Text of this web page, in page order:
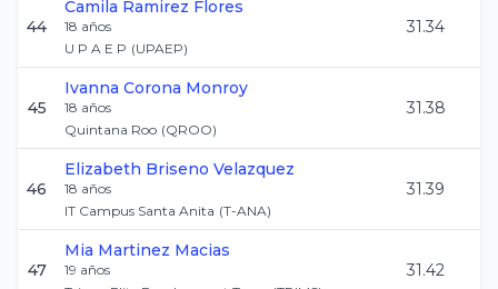
44
Camila Ramirez Flores
18 años
U P A E P (UPAEP)
31.34
45
Ivanna Corona Monroy
18 años
Quintana Roo (QROO)
31.38
46
Elizabeth Briseno Velazquez
18 años
IT Campus Santa Anita (T-ANA)
31.39
47
Mia Martinez Macias
19 años
31.42